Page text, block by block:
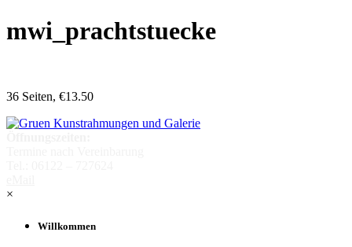
mwi_prachtstuecke
36 Seiten, €13.50
×
Willkommen